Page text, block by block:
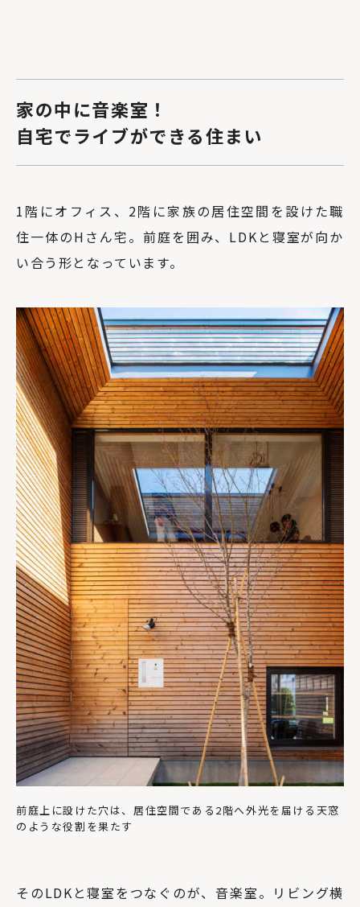
家の中に音楽室！
自宅でライブができる住まい
1階にオフィス、2階に家族の居住空間を設けた職
住一体のHさん宅。前庭を囲み、LDKと寝室が向か
い合う形となっています。
前庭上に設けた穴は、居住空間である2階へ外光を届ける天窓
のような役割を果たす
そのLDKと寝室をつなぐのが、音楽室。リビング横